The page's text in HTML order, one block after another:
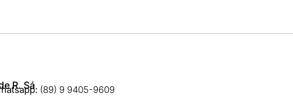
R. Sá (89) 9 9405-9609